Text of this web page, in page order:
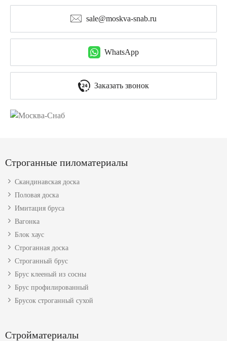
sale@moskva-snab.ru
WhatsApp
Заказать звонок
Строганные пиломатериалы
Скандинавская доска
Половая доска
Имитация бруса
Вагонка
Блок хаус
Строганная доска
Строганный брус
Брус клееный из сосны
Брус профилированный
Брусок строганный сухой
Стройматериалы